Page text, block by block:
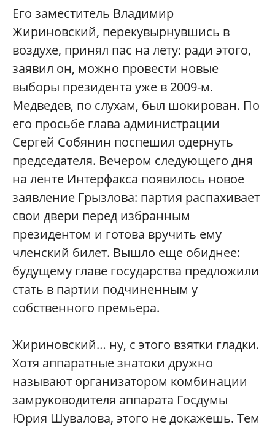
Его заместитель Владимир
Жириновский, перекувырнувшись в
воздухе, принял пас на лету: ради этого,
заявил он, можно провести новые
выборы президента уже в 2009-м.
Медведев, по слухам, был шокирован. По
его просьбе глава администрации
Сергей Собянин поспешил одернуть
председателя. Вечером следующего дня
на ленте Интерфакса появилось новое
заявление Грызлова: партия распахивает
свои двери перед избранным
президентом и готова вручить ему
членский билет. Вышло еще обиднее:
будущему главе государства предложили
стать в партии подчиненным у
собственного премьера.
Жириновский… ну, с этого взятки гладки.
Хотя аппаратные знатоки дружно
называют организатором комбинации
замруководителя аппарата Госдумы
Юрия Шувалова, этого не докажешь. Тем